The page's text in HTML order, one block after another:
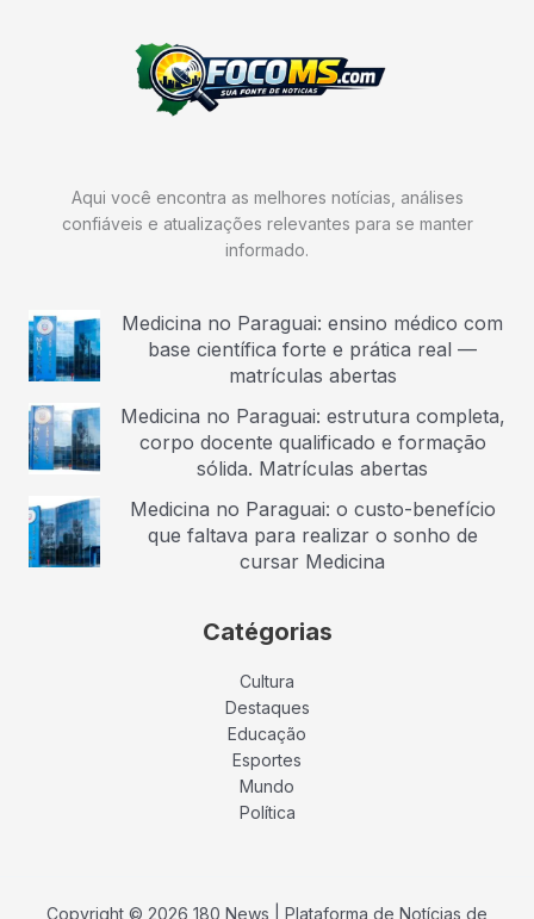
Aqui você encontra as melhores notícias, análises
confiáveis e atualizações relevantes para se manter
informado.
Medicina no Paraguai: ensino médico com
base científica forte e prática real —
matrículas abertas
Medicina no Paraguai: estrutura completa,
corpo docente qualificado e formação
sólida. Matrículas abertas
Medicina no Paraguai: o custo-benefício
que faltava para realizar o sonho de
cursar Medicina
Catégorias
Cultura
Destaques
Educação
Esportes
Mundo
Política
Copyright © 2026 180 News | Plataforma de Notícias de